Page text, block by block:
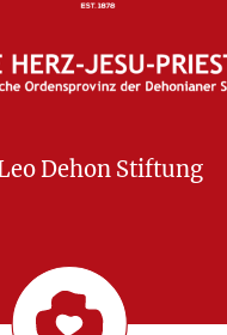
Dehon Stiftung